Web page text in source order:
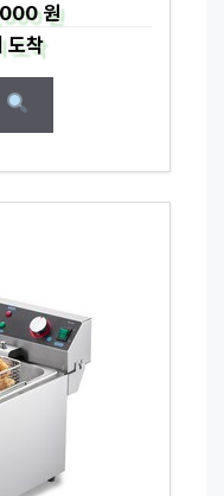
원
도착